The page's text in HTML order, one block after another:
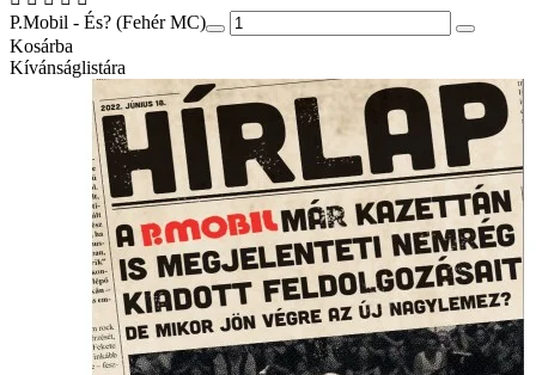
P.Mobil - És? (Fehér MC)
Kosárba
Kívánságlistára